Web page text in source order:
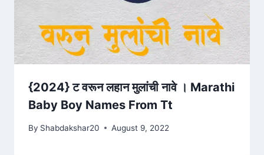
{2024} ट वरून लहान मुलांची नावे । Marathi
Baby Boy Names From Tt
By Shabdakshar20 August 9, 2022